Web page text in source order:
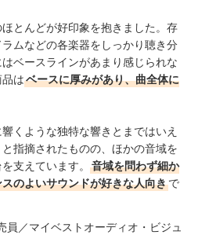
とんどが好印象を抱きました。存
ムなどの各楽器をしっかり聴き分
ベースラインがあまり感じられな
はベースに厚みがあり、曲全体に
くような独特な響きとまではいえ
指摘されたものの、ほかの音域を
支えています。
音域を問わず細か
のよいサウンドが好きな人向きで
員／マイベストオーディオ・ビジュ